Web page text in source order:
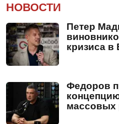
НОВОСТИ
Петер
кризиса в
Федоров
массовых